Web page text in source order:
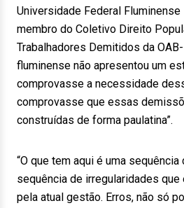
Universidade Federal Fluminense
membro do Coletivo Direito
Trabalhadores Demitidos da
fluminense não apresentou um
comprovasse a necessidade
comprovasse que essas
construídas de forma paulatina”.
“O que tem aqui é uma
sequência de irregularidades
pela atual gestão. Erros, não só